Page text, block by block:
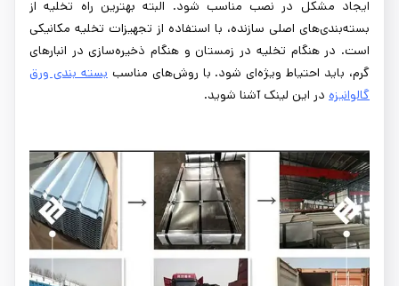
ایجاد مشکل در نصب مناسب شود. البته بهترین راه تخلیه از
بسته‌بندی‌های اصلی سازنده، با استفاده از تجهیزات تخلیه مکانیکی
است. در هنگام تخلیه در زمستان و هنگام ذخیره‌سازی در انبارهای
گرم، باید احتیاط ویژه‌ای شود. با روش‌های مناسب بسته بندی ورق
گالوانیزه در این لینک آشنا شوید.